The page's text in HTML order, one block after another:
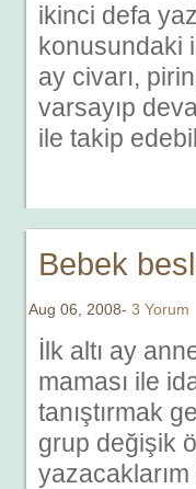
ikinci defa
konusundaki
ay civarı,
varsayıp
ile takip
Bebek
Aug 06, 2008- 3 Yorum
İlk altı ay
maması ile
tanıştırmak
grup değişik